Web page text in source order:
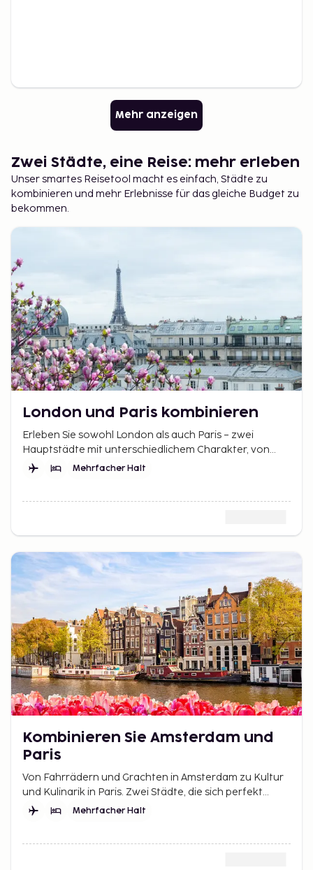
Mehr anzeigen
Zwei Städte, eine Reise: mehr erleben
Unser smartes Reisetool macht es einfach, Städte zu
kombinieren und mehr Erlebnisse für das gleiche Budget zu
bekommen.
London und Paris kombinieren
Erleben Sie sowohl London als auch Paris – zwei
Hauptstädte mit unterschiedlichem Charakter, von
Pubs und Shopping bis hin zu Cafés und Museen.
Mehrfacher Halt
Kombinieren Sie Amsterdam und
Paris
Von Fahrrädern und Grachten in Amsterdam zu Kultur
und Kulinarik in Paris. Zwei Städte, die sich perfekt
ergänzen.
Mehrfacher Halt